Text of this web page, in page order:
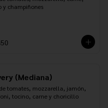
y champiñones
(Mediana)
tomates, mozzarella, jamón,
tocino, carne y choricillo